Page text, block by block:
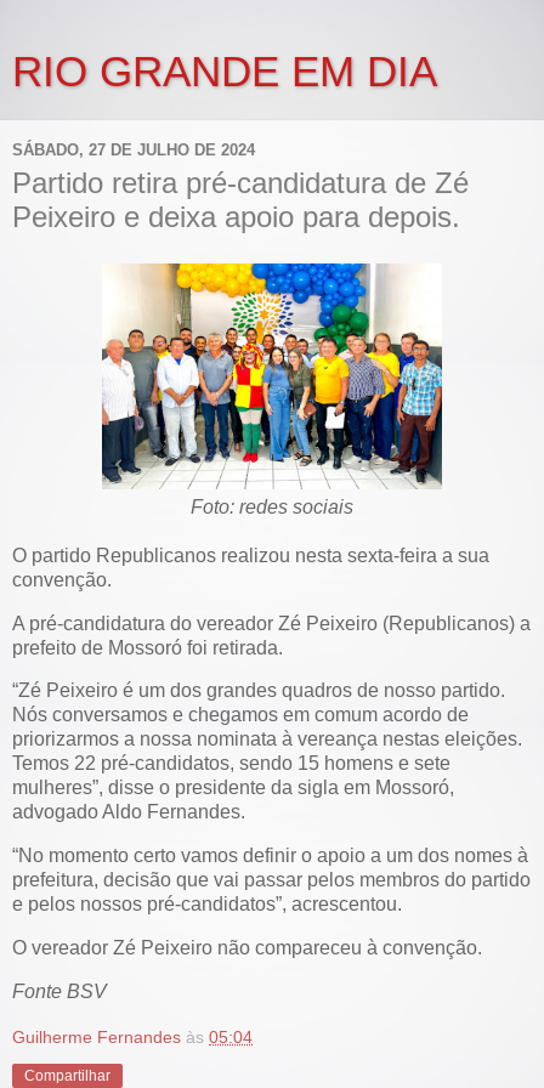
RIO GRANDE EM DIA
SÁBADO, 27 DE JULHO DE 2024
Partido retira pré-candidatura de Zé
Peixeiro e deixa apoio para depois.
Foto: redes sociais
O partido Republicanos realizou nesta sexta-feira a sua
convenção.
A pré-candidatura do vereador Zé Peixeiro (Republicanos) a
prefeito de Mossoró foi retirada.
“Zé Peixeiro é um dos grandes quadros de nosso partido.
Nós conversamos e chegamos em comum acordo de
priorizarmos a nossa nominata à vereança nestas eleições.
Temos 22 pré-candidatos, sendo 15 homens e sete
mulheres”, disse o presidente da sigla em Mossoró,
advogado Aldo Fernandes.
“No momento certo vamos definir o apoio a um dos nomes à
prefeitura, decisão que vai passar pelos membros do partido
e pelos nossos pré-candidatos”, acrescentou.
O vereador Zé Peixeiro não compareceu à convenção.
Fonte BSV
Guilherme Fernandes às 05:04
Compartilhar